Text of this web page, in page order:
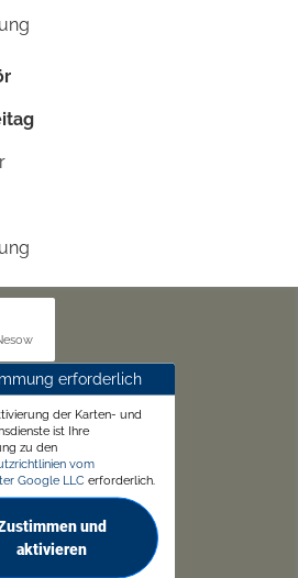
erforderlich
der Karten- und
ist Ihre
zu den
vom
Google LLC erforderlich.
und
aktivieren